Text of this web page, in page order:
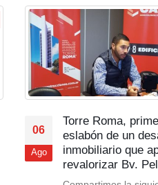
06
Ago
Torre Roma,
eslabón de un
inmobiliario que
revalorizar Bv.